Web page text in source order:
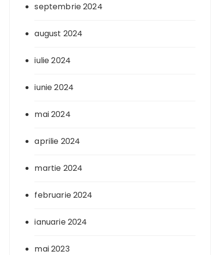
septembrie 2024
august 2024
iulie 2024
iunie 2024
mai 2024
aprilie 2024
martie 2024
februarie 2024
ianuarie 2024
mai 2023